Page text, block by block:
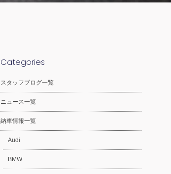
Categories
スタッフブログ一覧
ニュース一覧
納車情報一覧
Audi
BMW